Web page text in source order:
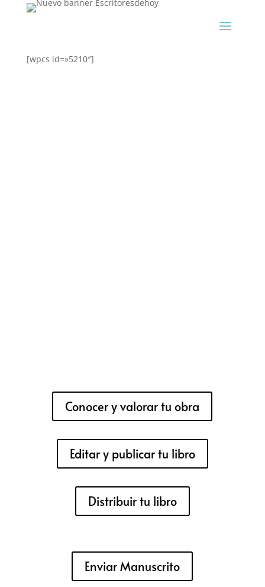
[wpcs id=»5210″]
Conocer y valorar tu obra
Editar y publicar tu libro
Distribuir tu libro
Enviar Manuscrito